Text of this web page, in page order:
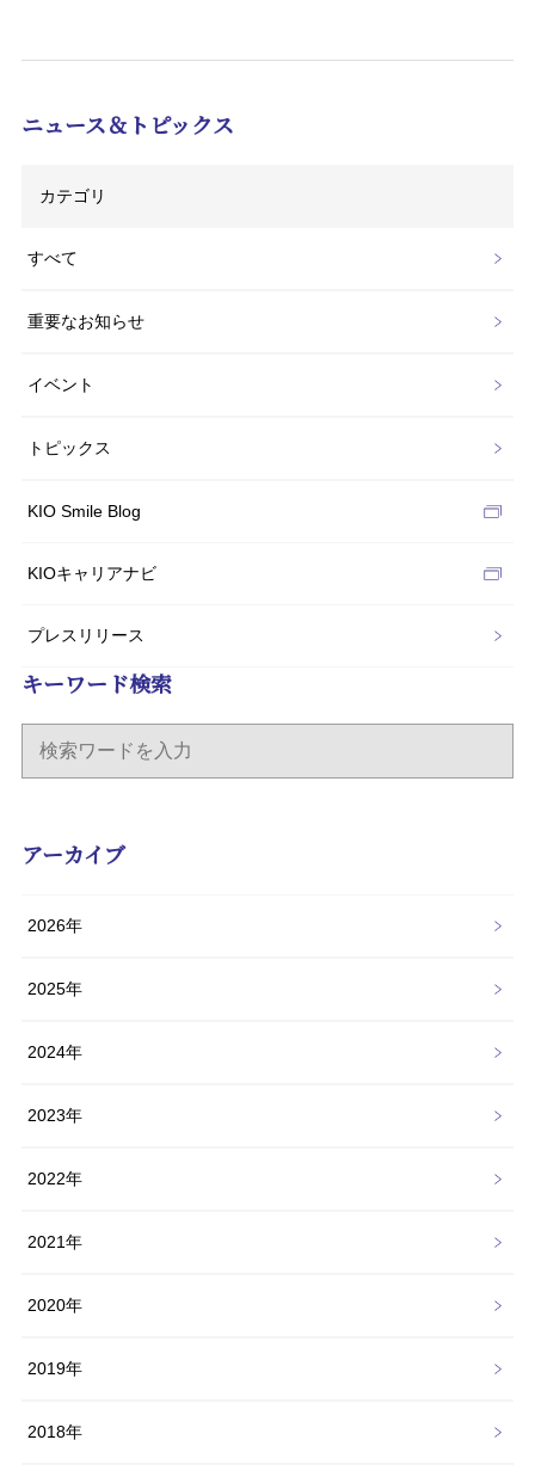
ニュース＆トピックス
カテゴリ
すべて
重要なお知らせ
イベント
トピックス
KIO Smile Blog
KIOキャリアナビ
プレスリリース
キーワード検索
アーカイブ
2026年
2025年
2024年
2023年
2022年
2021年
2020年
2019年
2018年